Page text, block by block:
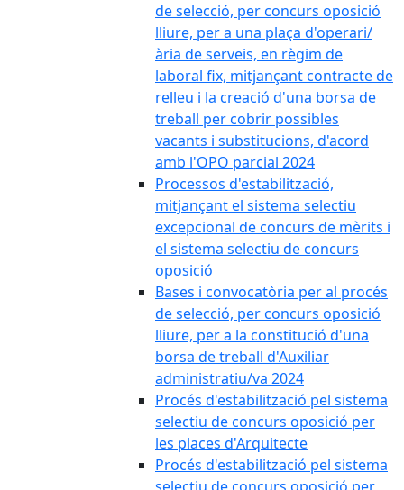
de selecció, per concurs oposició
lliure, per a una plaça d'operari/
ària de serveis, en règim de
laboral fix, mitjançant contracte de
relleu i la creació d'una borsa de
treball per cobrir possibles
vacants i substitucions, d'acord
amb l'OPO parcial 2024
Processos d'estabilització,
mitjançant el sistema selectiu
excepcional de concurs de mèrits i
el sistema selectiu de concurs
oposició
Bases i convocatòria per al procés
de selecció, per concurs oposició
lliure, per a la constitució d'una
borsa de treball d'Auxiliar
administratiu/va 2024
Procés d'estabilització pel sistema
selectiu de concurs oposició per
les places d'Arquitecte
Procés d'estabilització pel sistema